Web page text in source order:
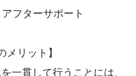
フターサポート
メリット】
一貫して行うことには、